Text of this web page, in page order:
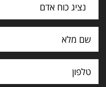
נציג כוח אדם